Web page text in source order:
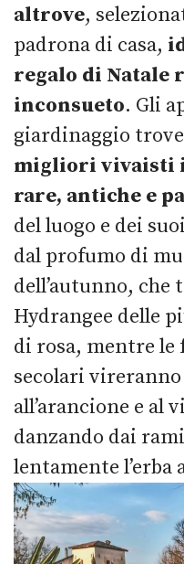
altrove,
padrona di casa,
regalo di Natale
inconsueto. Gli
giardinaggio
migliori vivaisti
rare, antiche e
del luogo e dei
dal profumo di
dell’autunno, che
Hydrangee delle
di rosa, mentre le
secolari
all’arancione e al
danzando dai
lentamente l’erba